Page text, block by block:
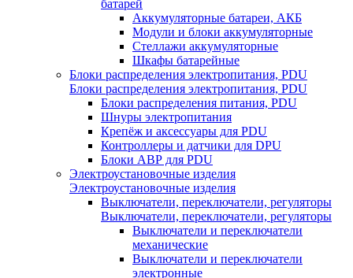
батарей
Аккумуляторные батареи, АКБ
Модули и блоки аккумуляторные
Стеллажи аккумуляторные
Шкафы батарейные
Блоки распределения электропитания, PDU
Блоки распределения электропитания, PDU
Блоки распределения питания, PDU
Шнуры электропитания
Крепёж и аксессуары для PDU
Контроллеры и датчики для DPU
Блоки АВР для PDU
Электроустановочные изделия
Электроустановочные изделия
Выключатели, переключатели, регуляторы
Выключатели, переключатели, регуляторы
Выключатели и переключатели
механические
Выключатели и переключатели
электронные